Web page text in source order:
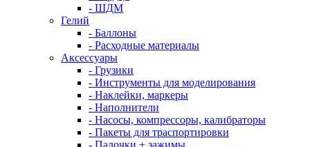
- ШДМ
Гелий
- Баллоны
- Расходные материалы
Аксессуары
- Грузики
- Инструменты для моделирования
- Наклейки, маркеры
- Наполнители
- Насосы, компрессоры, калибраторы
- Пакеты для траспортировки
- Палочки + зажимы